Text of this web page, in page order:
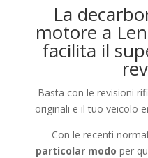
La
motore a
facilita il
Basta con le revisioni
originali e il tuo veicolo
Con le recenti
particolar modo per